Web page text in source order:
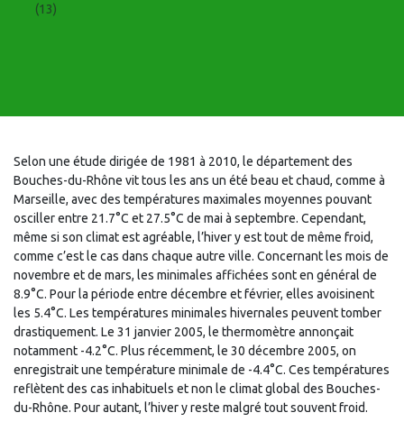
(13)
Selon une étude dirigée de 1981 à 2010, le département des
Bouches-du-Rhône vit tous les ans un été beau et chaud, comme à
Marseille, avec des températures maximales moyennes pouvant
osciller entre 21.7°C et 27.5°C de mai à septembre. Cependant,
même si son climat est agréable, l’hiver y est tout de même froid,
comme c’est le cas dans chaque autre ville. Concernant les mois de
novembre et de mars, les minimales affichées sont en général de
8.9°C. Pour la période entre décembre et février, elles avoisinent
les 5.4°C. Les températures minimales hivernales peuvent tomber
drastiquement. Le 31 janvier 2005, le thermomètre annonçait
notamment -4.2°C. Plus récemment, le 30 décembre 2005, on
enregistrait une température minimale de -4.4°C. Ces températures
reflètent des cas inhabituels et non le climat global des Bouches-
du-Rhône. Pour autant, l’hiver y reste malgré tout souvent froid.